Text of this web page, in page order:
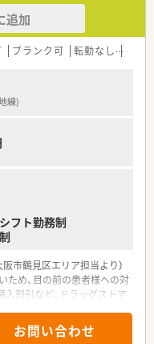
の本社スタッフなど活動領
在宅医療へもしっかりと関
時短制度は小学5年生まで
ランスが整っています
制度など嬉しいメリットも
追加
ブランク可 転勤なし
線)
フト勤務制
市鶴見区エリア担当より）
ため、目の前の患者様への対
割引など、ドラッグストア
お問い合わせ